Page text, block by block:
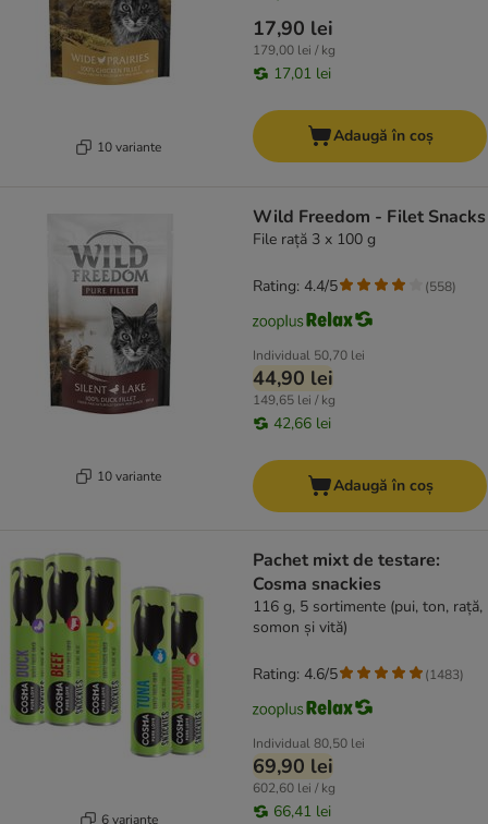
10 variante
17,90 lei
179,00 lei / kg
17,01 lei
Adaugă în coș
10 variante
Wild Freedom - Filet Snacks
File rață 3 x 100 g
Individual 50,70 lei
44,90 lei
149,65 lei / kg
42,66 lei
Rating: 4.4/5 (558)
Adaugă în coș
6 variante
Pachet mixt de testare:
Cosma snackies
116 g, 5 sortimente (pui, ton, rață,
somon și vită)
Individual80,50 lei
69,90 lei
602,60 lei / kg
66,41 lei
Rating: 4.6/5 (1483)